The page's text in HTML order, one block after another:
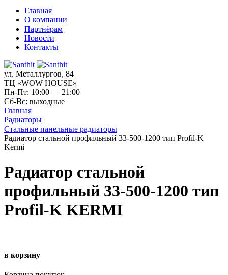
Главная
О компании
Партнёрам
Новости
Контакты
ул. Металлургов, 84
ТЦ «WOW HOUSE»
Пн-Пт: 10:00 — 21:00
Сб-Вс: выходные
Главная
Радиаторы
Стальные панельные радиаторы
Радиатор стальной профильный 33-500-1200 тип Profil-K
Kermi
Радиатор стальной
профильный 33-500-1200 тип
Profil-K KERMI
в корзину